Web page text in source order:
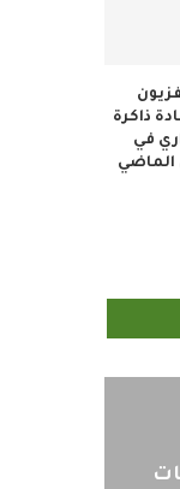
ذاكرة
في
الماضي